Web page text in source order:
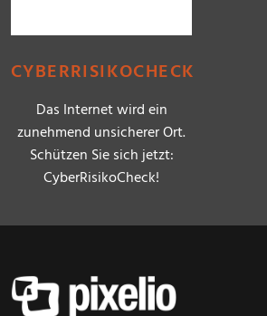
CYBERRISIKOCHECK
Das Internet wird ein
zunehmend unsicherer Ort.
Schützen Sie sich jetzt:
CyberRisikoCheck!